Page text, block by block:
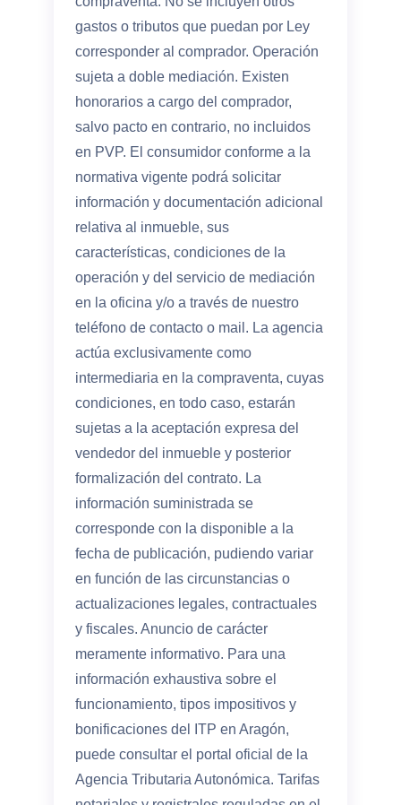
gastos o tributos que puedan por Ley
corresponder al comprador. Operación
sujeta a doble mediación. Existen
honorarios a cargo del comprador,
salvo pacto en contrario, no incluidos
en PVP. El consumidor conforme a la
normativa vigente podrá solicitar
información y documentación adicional
relativa al inmueble, sus
características, condiciones de la
operación y del servicio de mediación
en la oficina y/o a través de nuestro
teléfono de contacto o mail. La agencia
actúa exclusivamente como
intermediaria en la compraventa, cuyas
condiciones, en todo caso, estarán
sujetas a la aceptación expresa del
vendedor del inmueble y posterior
formalización del contrato. La
información suministrada se
corresponde con la disponible a la
fecha de publicación, pudiendo variar
en función de las circunstancias o
actualizaciones legales, contractuales
y fiscales. Anuncio de carácter
meramente informativo. Para una
información exhaustiva sobre el
funcionamiento, tipos impositivos y
bonificaciones del ITP en Aragón,
puede consultar el portal oficial de la
Agencia Tributaria Autonómica. Tarifas